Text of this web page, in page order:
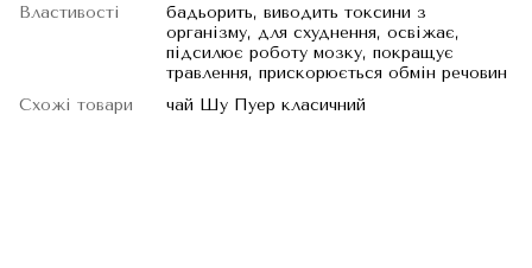
Властивості
бадьорить, виводить токсини з
організму, для схуднення, освіжає,
підсилює роботу мозку, покращує
травлення, прискорюється обмін речовин
Схожі товари
чай Шу Пуер класичний